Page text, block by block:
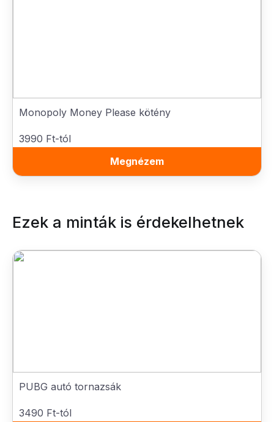
Monopoly Money Please kötény
3990 Ft-tól
Megnézem
Ezek a minták is érdekelhetnek
PUBG autó tornazsák
3490 Ft-tól